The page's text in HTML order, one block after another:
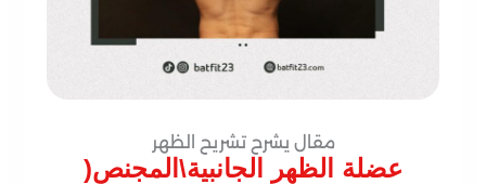
مقال يشرح تشريح الظهر
عضلة الظهر الجانبية\المجنص(